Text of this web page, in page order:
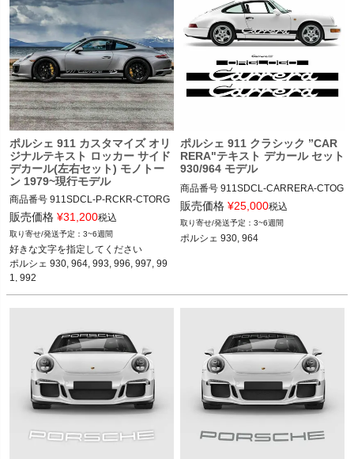
ポルシェ 911 カスタマイズ オリ
ジナルテキスト ロッカー サイド
デカール(左右セット) モノトー
ン 1979~現行モデル
商品番号 911SDCL-P-RCKR-CTORG
911SDCL-PRSCH-RCKR-CSTMORG
12ADS SKU: 無 "ROCKER SIDE STRI
PES CUSTOMS TEXT CARRERA"
販売価格 ¥31,200税込
3~6週間
好きな文字を指定してください
ポルシェ 930, 964, 993, 996, 997, 99
1, 992
ポルシェ 911 クラシック ”CAR
RERA"テキスト デカール セット
930/964 モデル
商品番号 911SDCL-CARRERA-CTOG
911SDCL-CARRERA-CSTMORG
12ADS SKU: 無
販売価格 ¥25,000税込
3~6週間
ポルシェ 930, 964